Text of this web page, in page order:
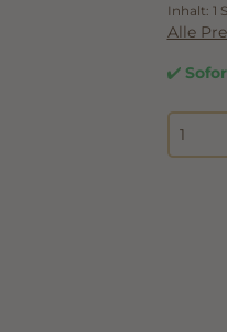
Inhalt: 1
Alle